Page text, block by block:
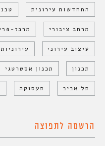
התחדשות עירונית
מרחב ציבורי מרכז-
עיצוב עירוני עירוניות
תכנון תכנון אסטרטגי
תל אביב תעסוקה
הרשמה לתפוצה